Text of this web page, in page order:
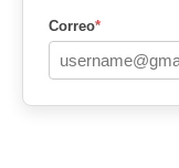
Correo*